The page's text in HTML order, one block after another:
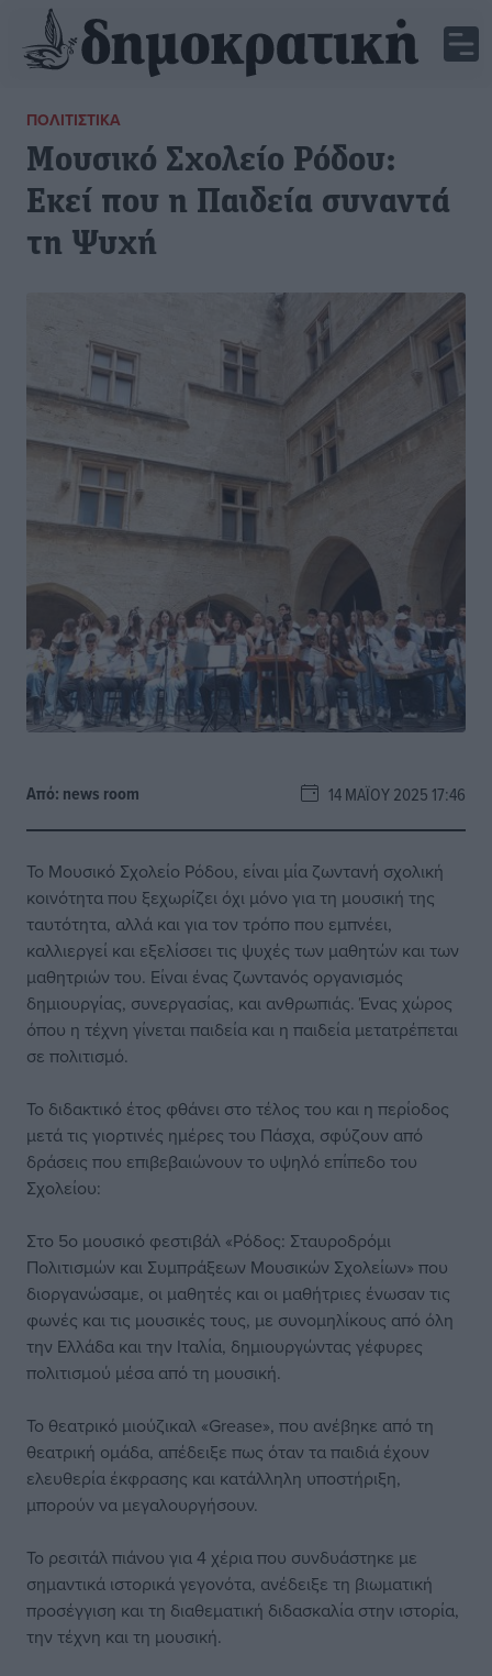
ΠΟΛΙΤΙΣΤΙΚΆ
Μουσικό Σχολείο Ρόδου:
Εκεί που η Παιδεία συναντά
τη Ψυχή
Από: news room 14 ΜΑΪ́ΟΥ 2025 17:46
Το Μουσικό Σχολείο Ρόδου, είναι μία ζωντανή σχολική
κοινότητα που ξεχωρίζει όχι μόνο για τη μουσική της
ταυτότητα, αλλά και για τον τρόπο που εμπνέει,
καλλιεργεί και εξελίσσει τις ψυχές των μαθητών και των
μαθητριών του. Είναι ένας ζωντανός οργανισμός
δημιουργίας, συνεργασίας, και ανθρωπιάς. Ένας χώρος
όπου η τέχνη γίνεται παιδεία και η παιδεία μετατρέπεται
σε πολιτισμό.
Το διδακτικό έτος φθάνει στο τέλος του και η περίοδος
μετά τις γιορτινές ημέρες του Πάσχα, σφύζουν από
δράσεις που επιβεβαιώνουν το υψηλό επίπεδο του
Σχολείου:
Στο 5ο μουσικό φεστιβάλ «Ρόδος: Σταυροδρόμι
Πολιτισμών και Συμπράξεων Μουσικών Σχολείων» που
διοργανώσαμε, οι μαθητές και οι μαθήτριες ένωσαν τις
φωνές και τις μουσικές τους, με συνομηλίκους από όλη
την Ελλάδα και την Ιταλία, δημιουργώντας γέφυρες
πολιτισμού μέσα από τη μουσική.
Το θεατρικό μιούζικαλ «Grease», που ανέβηκε από τη
θεατρική ομάδα, απέδειξε πως όταν τα παιδιά έχουν
ελευθερία έκφρασης και κατάλληλη υποστήριξη,
μπορούν να μεγαλουργήσουν.
Το ρεσιτάλ πιάνου για 4 χέρια που συνδυάστηκε με
σημαντικά ιστορικά γεγονότα, ανέδειξε τη βιωματική
προσέγγιση και τη διαθεματική διδασκαλία στην ιστορία,
την τέχνη και τη μουσική.